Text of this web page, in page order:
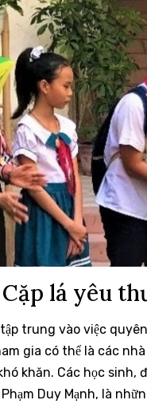
lá yêu
trung vào việc
gia có thể là các
khăn. Các học sinh,
Duy Mạnh, là